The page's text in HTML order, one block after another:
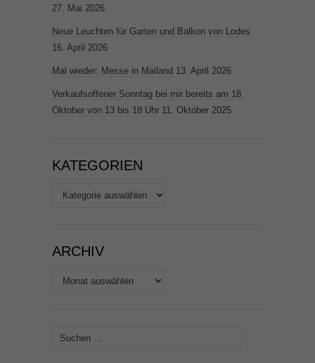
27. Mai 2026
Neue Leuchten für Garten und Balkon von Lodes
16. April 2026
Mal wieder: Messe in Mailand 13. April 2026
Verkaufsoffener Sonntag bei mir bereits am 18.
Oktober von 13 bis 18 Uhr 11. Oktober 2025
KATEGORIEN
Kategorien
ARCHIV
Archiv
Suchen